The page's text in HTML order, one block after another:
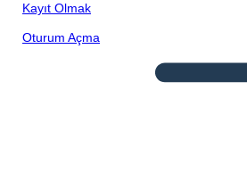
Kayıt Olmak
Oturum Açma